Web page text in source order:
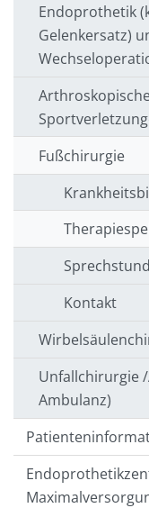
Endoprothetik
Gelenkersatz)
Fußchirurgie
Kontakt
Unfallchirurgie
Ambulanz)